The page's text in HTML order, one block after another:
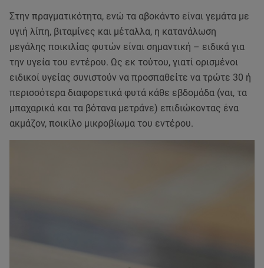
Στην πραγματικότητα, ενώ τα αβοκάντο είναι γεμάτα με
υγιή λίπη, βιταμίνες και μέταλλα, η κατανάλωση
μεγάλης ποικιλίας φυτών είναι σημαντική – ειδικά για
την υγεία του εντέρου. Ως εκ τούτου, γιατί ορισμένοι
ειδικοί υγείας συνιστούν να προσπαθείτε να τρώτε 30 ή
περισσότερα διαφορετικά φυτά κάθε εβδομάδα (ναι, τα
μπαχαρικά και τα βότανα μετράνε) επιδιώκοντας ένα
ακμάζον, ποικίλο μικροβίωμα του εντέρου.